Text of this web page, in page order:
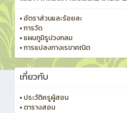
• อัตราส่วนและร้อยละ
•การวัด
• แผนภูมิรูปวงกลม
•การแปลงทางเรขาคณิต
เกี่ยวกับ
• ประวัติครูผู้สอน
• ตารางสอน